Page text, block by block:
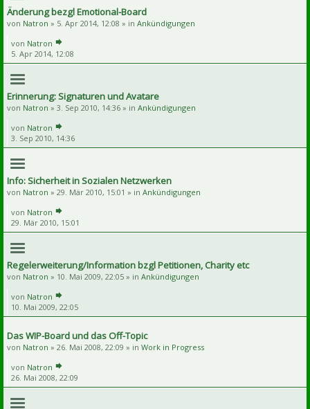
Änderung bezgl Emotional-Board
von Natron » 5. Apr 2014, 12:08 » in Ankündigungen
von Natron
5. Apr 2014, 12:08
Erinnerung: Signaturen und Avatare
von Natron » 3. Sep 2010, 14:36 » in Ankündigungen
von Natron
3. Sep 2010, 14:36
Info: Sicherheit in Sozialen Netzwerken
von Natron » 29. Mär 2010, 15:01 » in Ankündigungen
von Natron
29. Mär 2010, 15:01
Regelerweiterung/Information bzgl Petitionen, Charity etc
von Natron » 10. Mai 2009, 22:05 » in Ankündigungen
von Natron
10. Mai 2009, 22:05
Das WIP-Board und das Off-Topic
von Natron » 26. Mai 2008, 22:09 » in Work in Progress
von Natron
26. Mai 2008, 22:09